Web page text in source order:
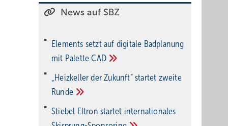
News auf SBZ
Elements setzt auf di­gi­ta­le Bad­pla­nung
mit PaletteCAD
„Heizkeller der Zu­kunft“ star­tet zwei­te
Run­de
Stiebel Eltron startet internatio­nales